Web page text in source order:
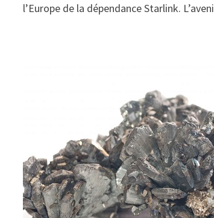
l’Europe de la dépendance Starlink.